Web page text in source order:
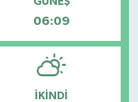
06:09
İKINDI